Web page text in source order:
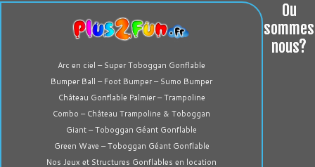
Arc en ciel – Super Toboggan Gonflable
Bumper Ball – Foot Bumper – Sumo Bumper
Château Gonflable Palmier – Trampoline
Combo – Château Trampoline & Toboggan
Giant – Toboggan Géant Gonflable
Green Wave – Toboggan Géant Gonflable
Nos Jeux et Structures Gonflables en location
Ou
sommes
nous?